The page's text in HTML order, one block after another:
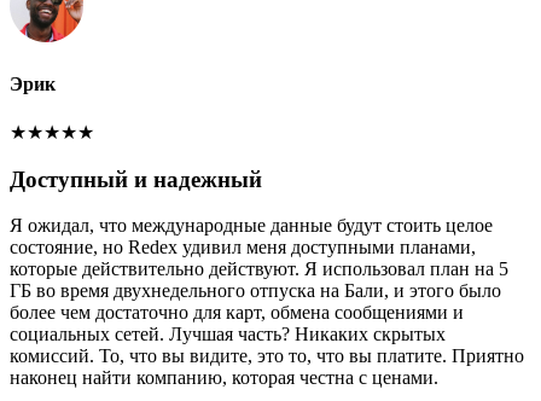
Эрик
★★★★★
Доступный и надежный
Я ожидал, что международные данные будут стоить целое
состояние, но Redex удивил меня доступными планами,
которые действительно действуют. Я использовал план на 5
ГБ во время двухнедельного отпуска на Бали, и этого было
более чем достаточно для карт, обмена сообщениями и
социальных сетей. Лучшая часть? Никаких скрытых
комиссий. То, что вы видите, это то, что вы платите. Приятно
наконец найти компанию, которая честна с ценами.